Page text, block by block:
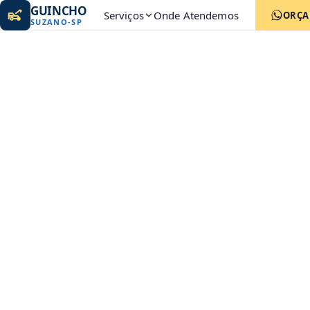
GUINCHO
SUZANO-SP Serviços Onde Atendemos